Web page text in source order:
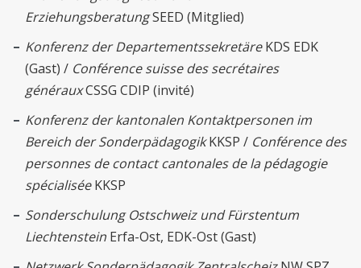
ErziehungsberatungSEED (Mitglied)
Konferenz der DepartementssekretäreKDS EDK
(Gast) / Conférence suisse des secrétaires
générauxCSSG CDIP (invité)
Konferenz der kantonalen Kontaktpersonen im
Bereich der SonderpädagogikKKSP / Conférence des
personnes de contact cantonales de la pédagogie
spécialiséeKKSP
Sonderschulung Ostschweiz und Fürstentum
Liechtenstein Erfa-Ost, EDK-Ost (Gast)